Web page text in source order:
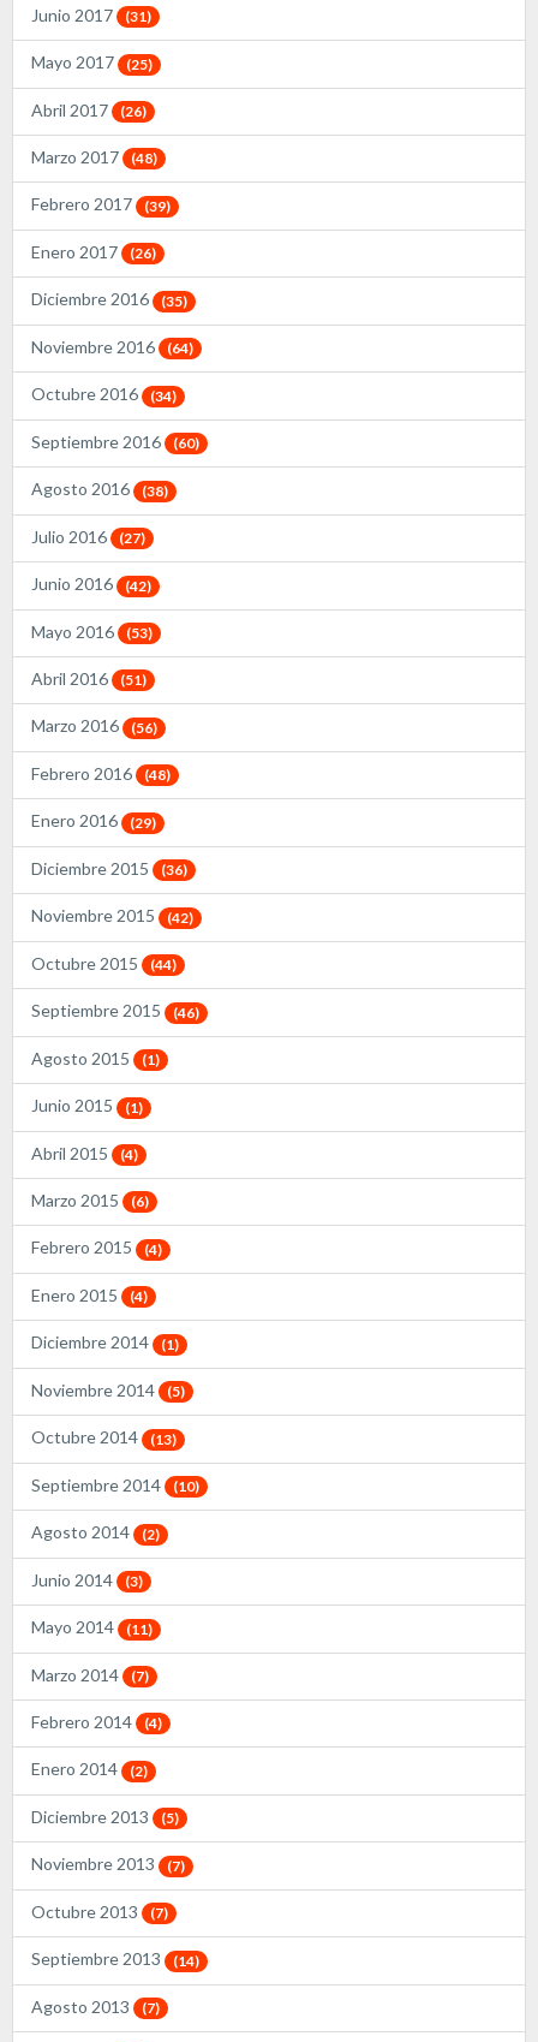
Junio 2017 (31)
Mayo 2017 (25)
Abril 2017 (26)
Marzo 2017 (48)
Febrero 2017 (39)
Enero 2017 (26)
Diciembre 2016 (35)
Noviembre 2016 (64)
Octubre 2016 (34)
Septiembre 2016 (60)
Agosto 2016 (38)
Julio 2016 (27)
Junio 2016 (42)
Mayo 2016 (53)
Abril 2016 (51)
Marzo 2016 (56)
Febrero 2016 (48)
Enero 2016 (29)
Diciembre 2015 (36)
Noviembre 2015 (42)
Octubre 2015 (44)
Septiembre 2015 (46)
Agosto 2015 (1)
Junio 2015 (1)
Abril 2015 (4)
Marzo 2015 (6)
Febrero 2015 (4)
Enero 2015 (4)
Diciembre 2014 (1)
Noviembre 2014 (5)
Octubre 2014 (13)
Septiembre 2014 (10)
Agosto 2014 (2)
Junio 2014 (3)
Mayo 2014 (11)
Marzo 2014 (7)
Febrero 2014 (4)
Enero 2014 (2)
Diciembre 2013 (5)
Noviembre 2013 (7)
Octubre 2013 (7)
Septiembre 2013 (14)
Agosto 2013 (7)